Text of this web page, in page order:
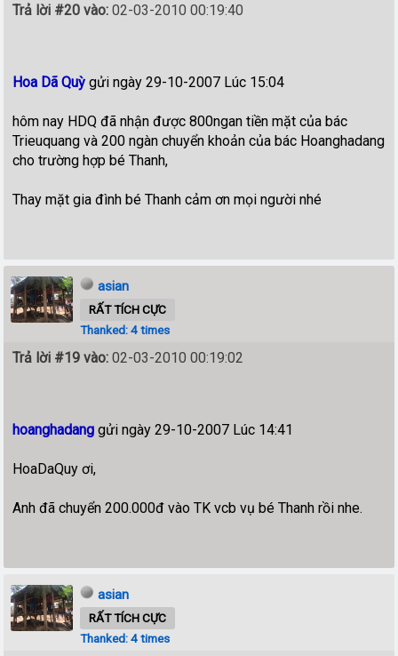
Trả lời #20 vào: 02-03-2010 00:19:40
Hoa Dã Quỳ gửi ngày 29-10-2007 Lúc 15:04
hôm nay HDQ đã nhận được 800ngan tiền mặt của bác
Trieuquang và 200 ngàn chuyển khoản của bác Hoanghadang
cho trường hợp bé Thanh,
Thay mặt gia đình bé Thanh cảm ơn mọi người nhé
asian
RẤT TÍCH CỰC
Thanked: 4 times
Trả lời #19 vào: 02-03-2010 00:19:02
hoanghadanggửi ngày 29-10-2007 Lúc 14:41
HoaDaQuy ơi,
Anh đã chuyển 200.000đ vào TK vcb vụ bé Thanh rồi nhe.
asian
RẤT TÍCH CỰC
Thanked: 4 times